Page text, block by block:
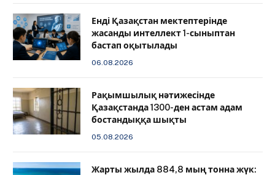
️Енді Қазақстан мектептерінде
жасанды интеллект 1-сыныптан
бастап оқытылады
06.08.2026
Рақымшылық нәтижесінде
Қазақстанда 1300-ден астам адам
бостандыққа шықты
05.08.2026
Жарты жылда 884,8 мың тонна жүк: